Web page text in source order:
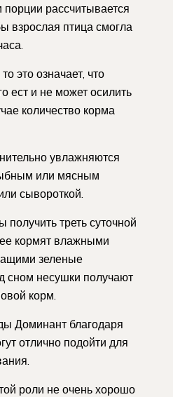
рассчитывается
взрослая птица смогла
это означает, что
ест и не может осилить
количество корма
увлажняются
или мясным
сывороткой.
треть суточной
кормят влажными
зеленые
сном несушки получают
корм.
Доминант благодаря
отлично подойти для
роли не очень хорошо